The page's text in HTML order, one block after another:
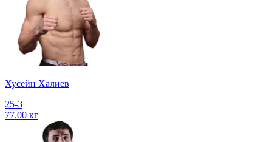
Хусейн Халиев
25-3
77.00 кг